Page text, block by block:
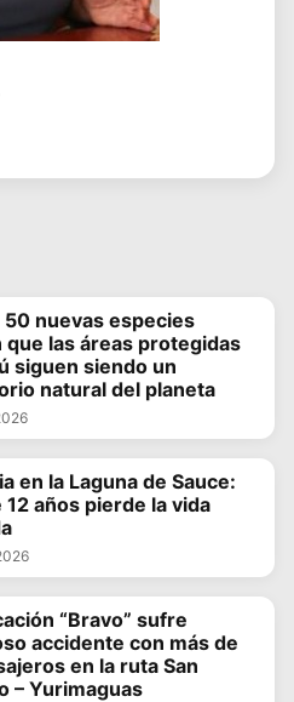
50 nuevas especies
que las áreas protegidas
siguen siendo un
natural del planeta
en la Laguna de Sauce:
12 años pierde la vida
“Bravo” sufre
accidente con más de
en la ruta San
– Yurimaguas